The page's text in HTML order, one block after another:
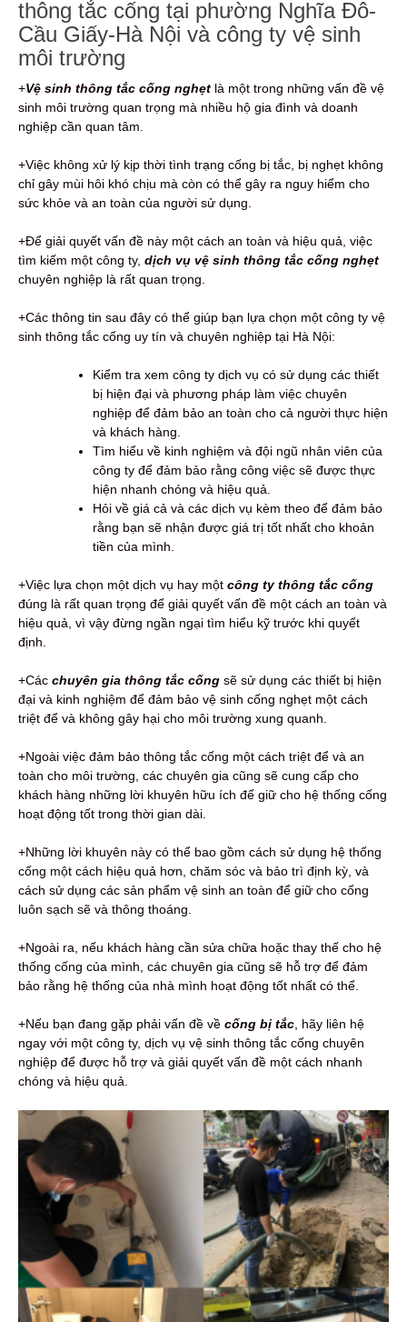
thông tắc cống tại phường Nghĩa Đô-
Cầu Giấy-Hà Nội và công ty vệ sinh
môi trường
+Vệ sinh thông tắc cống nghẹt là một trong những vấn đề vệ
sinh môi trường quan trọng mà nhiều hộ gia đình và doanh
nghiệp cần quan tâm.
+Việc không xử lý kịp thời tình trạng cống bị tắc, bị nghẹt không
chỉ gây mùi hôi khó chịu mà còn có thể gây ra nguy hiểm cho
sức khỏe và an toàn của người sử dụng.
+Để giải quyết vấn đề này một cách an toàn và hiệu quả, việc
tìm kiếm một công ty, dịch vụ vệ sinh thông tắc cống nghẹt
chuyên nghiệp là rất quan trọng.
+Các thông tin sau đây có thể giúp bạn lựa chọn một công ty vệ
sinh thông tắc cống uy tín và chuyên nghiệp tại Hà Nội:
Kiểm tra xem công ty dịch vụ có sử dụng các thiết
bị hiện đại và phương pháp làm việc chuyên
nghiệp để đảm bảo an toàn cho cả người thực hiện
và khách hàng.
Tìm hiểu về kinh nghiệm và đội ngũ nhân viên của
công ty để đảm bảo rằng công việc sẽ được thực
hiện nhanh chóng và hiệu quả.
Hỏi về giá cả và các dịch vụ kèm theo để đảm bảo
rằng bạn sẽ nhận được giá trị tốt nhất cho khoản
tiền của mình.
+Việc lựa chọn một dịch vụ hay một công ty thông tắc cống
đúng là rất quan trọng để giải quyết vấn đề một cách an toàn và
hiệu quả, vì vậy đừng ngần ngại tìm hiểu kỹ trước khi quyết
định.
+Các chuyên gia thông tắc cống sẽ sử dụng các thiết bị hiện
đại và kinh nghiệm để đảm bảo vệ sinh cống nghẹt một cách
triệt để và không gây hại cho môi trường xung quanh.
+Ngoài việc đảm bảo thông tắc cống một cách triệt để và an
toàn cho môi trường, các chuyên gia cũng sẽ cung cấp cho
khách hàng những lời khuyên hữu ích để giữ cho hệ thống cống
hoạt động tốt trong thời gian dài.
+Những lời khuyên này có thể bao gồm cách sử dụng hệ thống
cống một cách hiệu quả hơn, chăm sóc và bảo trì định kỳ, và
cách sử dụng các sản phẩm vệ sinh an toàn để giữ cho cống
luôn sạch sẽ và thông thoáng.
+Ngoài ra, nếu khách hàng cần sửa chữa hoặc thay thế cho hệ
thống cống của mình, các chuyên gia cũng sẽ hỗ trợ để đảm
bảo rằng hệ thống của nhà mình hoạt động tốt nhất có thể.
+Nếu bạn đang gặp phải vấn đề về cống bị tắc , hãy liên hệ
ngay với một công ty, dịch vụ vệ sinh thông tắc cống chuyên
nghiệp để được hỗ trợ và giải quyết vấn đề một cách nhanh
chóng và hiệu quả.